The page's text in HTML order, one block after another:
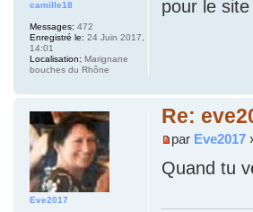
pour le
camille18
Messages: 472
Enregistré le: 24 Juin 2017,
14:01
Localisation: Marignane
bouches du Rhône
Re:
par Eve2017
Quand tu
Eve2017